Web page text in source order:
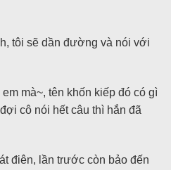
tôi sẽ dần đường và nói với
mà~, tên khốn kiếp đó có gì
cô nói hết câu thì hắn đã
điên, lần trước còn bảo đến